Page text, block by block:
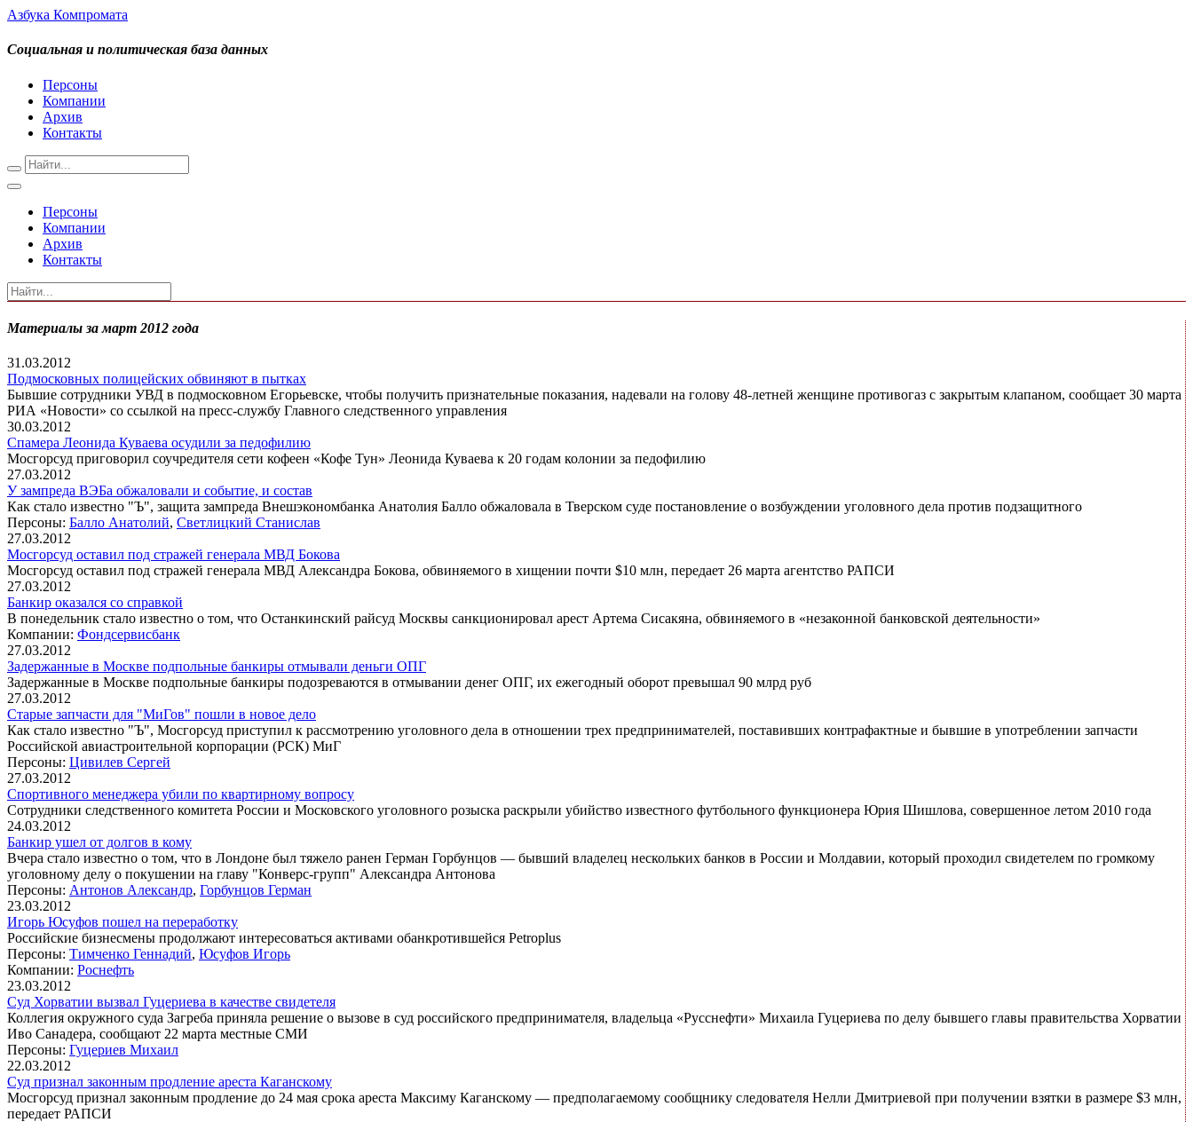
Азбука Компромата
Социальная и политическая база данных
Персоны
Компании
Архив
Контакты
Персоны
Компании
Архив
Контакты
Материалы за март 2012 года
31.03.2012
Подмосковных полицейских обвиняют в пытках
Бывшие сотрудники УВД в подмосковном Егорьевске, чтобы получить признательные показания, надевали на голову 48-летней женщине противогаз с закрытым клапаном, сообщает 30 марта
РИА «Новости» со ссылкой на пресс-службу Главного следственного управления
30.03.2012
Спамера Леонида Куваева осудили за педофилию
Мосгорсуд приговорил соучредителя сети кофеен «Кофе Тун» Леонида Куваева к 20 годам колонии за педофилию
27.03.2012
У зампреда ВЭБа обжаловали и событие, и состав
Как стало известно "Ъ", защита зампреда Внешэкономбанка Анатолия Балло обжаловала в Тверском суде постановление о возбуждении уголовного дела против подзащитного
Персоны: Балло Анатолий, Светлицкий Станислав
27.03.2012
Мосгорсуд оставил под стражей генерала МВД Бокова
Мосгорсуд оставил под стражей генерала МВД Александра Бокова, обвиняемого в хищении почти $10 млн, передает 26 марта агентство РАПСИ
27.03.2012
Банкир оказался со справкой
В понедельник стало известно о том, что Останкинский райсуд Москвы санкционировал арест Артема Сисакяна, обвиняемого в «незаконной банковской деятельности»
Компании: Фондсервисбанк
27.03.2012
Задержанные в Москве подпольные банкиры отмывали деньги ОПГ
Задержанные в Москве подпольные банкиры подозреваются в отмывании денег ОПГ, их ежегодный оборот превышал 90 млрд руб
27.03.2012
Старые запчасти для "МиГов" пошли в новое дело
Как стало известно "Ъ", Мосгорсуд приступил к рассмотрению уголовного дела в отношении трех предпринимателей, поставивших контрафактные и бывшие в употреблении запчасти
Российской авиастроительной корпорации (РСК) МиГ
Персоны: Цивилев Сергей
27.03.2012
Спортивного менеджера убили по квартирному вопросу
Сотрудники следственного комитета России и Московского уголовного розыска раскрыли убийство известного футбольного функционера Юрия Шишлова, совершенное летом 2010 года
24.03.2012
Банкир ушел от долгов в кому
Вчера стало известно о том, что в Лондоне был тяжело ранен Герман Горбунцов — бывший владелец нескольких банков в России и Молдавии, который проходил свидетелем по громкому
уголовному делу о покушении на главу "Конверс-групп" Александра Антонова
Персоны: Антонов Александр, Горбунцов Герман
23.03.2012
Игорь Юсуфов пошел на переработку
Российские бизнесмены продолжают интересоваться активами обанкротившейся Petroplus
Персоны: Тимченко Геннадий, Юсуфов Игорь
Компании: Роснефть
23.03.2012
Суд Хорватии вызвал Гуцериева в качестве свидетеля
Коллегия окружного суда Загреба приняла решение о вызове в суд российского предпринимателя, владельца «Русснефти» Михаила Гуцериева по делу бывшего главы правительства Хорватии
Иво Санадера, сообщают 22 марта местные СМИ
Персоны: Гуцериев Михаил
22.03.2012
Суд признал законным продление ареста Каганскому
Мосгорсуд признал законным продление до 24 мая срока ареста Максиму Каганскому — предполагаемому сообщнику следователя Нелли Дмитриевой при получении взятки в размере $3 млн,
передает РАПСИ